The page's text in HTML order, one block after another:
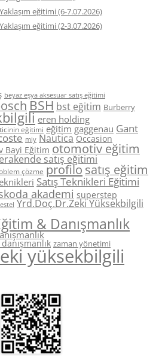
eğitimi (6-7.07.2026)
eğitimi (2-3.07.2026)
beyaz eşya aksesuar satış eğitimi
BSH bst eğitim Burberry
eren holding
eğitimi eğitim gaggenau Gant
miy Nautica Occasion
Bayi Eğitim otomotiv eğitim
satış eğitimi
çözme profilo satış eğitim
Satış Teknikleri Eğitimi
akademi superstep
Yrd.Doç.Dr.Zeki Yüksekbilgili
& Danışmanlık
zaman yönetimi
yüksekbilgili